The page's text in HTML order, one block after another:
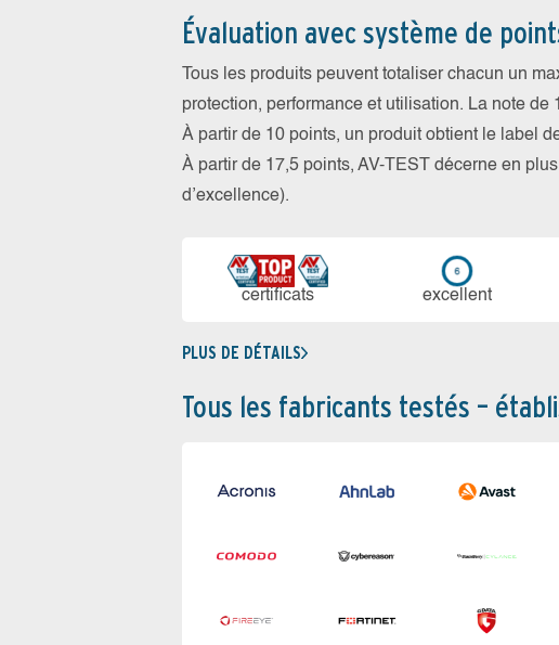
Évaluation avec système de
Tous les produits peuvent totaliser chacun un
protection, performance et utilisation. La note
À partir de 10 points, un produit obtient le label
À partir de 17,5 points, AV-TEST décerne en
d’excellence).
certi­ficats ex­cellent
PLUS DE DÉTAILS
Tous les fabricants testés –